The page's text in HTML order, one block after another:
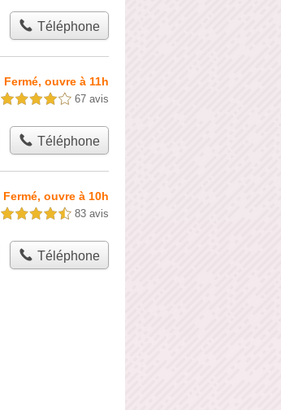
Téléphone
Fermé, ouvre à 11h
4,0 étoiles sur 5 67 avis
Téléphone
Fermé, ouvre à 10h
4,5 étoiles sur 5 83 avis
Téléphone